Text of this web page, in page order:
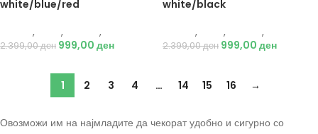
white/blue/red
, , ,
2.399,00ден 999,00 ден
white/black
, , ,
2.399,00ден 999,00 ден
1 2 3 4 … 14 15 16 →
Овозможи им на најмладите да чекорат удобно и сигурно со